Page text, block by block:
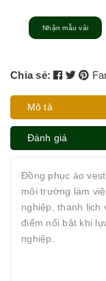
Nhận mẫu vải
Chia sẻ:
Mô tả
Đánh giá
Đồng phục áo
môi trường làm
nghiệp, thanh lịch
điểm nổi bật khi
nghiệp.